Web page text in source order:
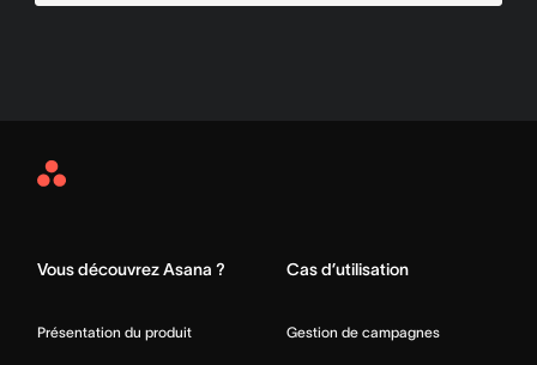
Asana
Vous découvrez Asana ?
Présentation du produit
Cas d’utilisation
Gestion de campagnes